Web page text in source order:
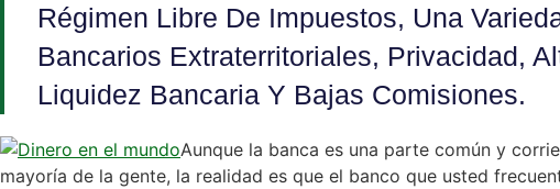
Régimen Libre De Impuestos, Una
Bancarios Extraterritoriales, Privacidad,
Liquidez Bancaria Y Bajas Comisiones.
Aunque la banca es una parte común y
mayoría de la gente, la realidad es que el banco que usted